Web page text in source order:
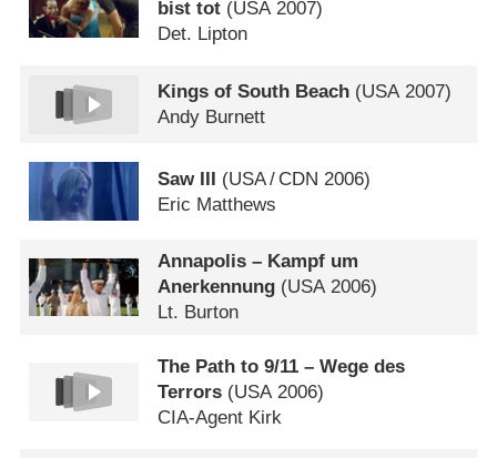
bist tot (USA2007)
Det. Lipton
Kings of South Beach (USA2007)
Andy Burnett
Saw III (USA/ CDN 2006)
Eric Matthews
Annapolis – Kampf um
Anerkennung (USA2006)
Lt. Burton
The Path to 9/​11 – Wege des
Terrors (USA2006)
CIA-Agent Kirk